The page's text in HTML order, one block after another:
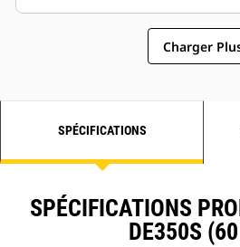
Charger
SPÉCIFICATIONS
SPÉCIFICATIONS
DE350S